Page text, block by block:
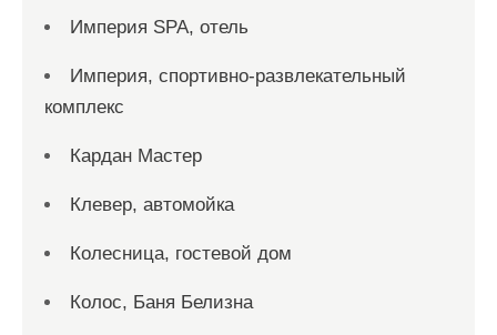
Империя SPA, отель
Империя, спортивно-развлекательный
комплекс
Кардан Мастер
Клевер, автомойка
Колесница, гостевой дом
Колос, Баня Белизна